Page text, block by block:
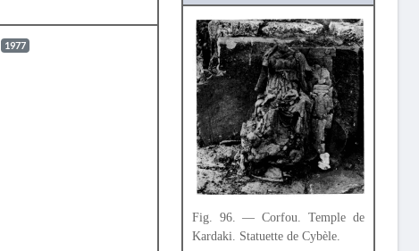
1977
Fig. 96. — Corfou. Temple de
Kardaki. Statuette de Cybèle.